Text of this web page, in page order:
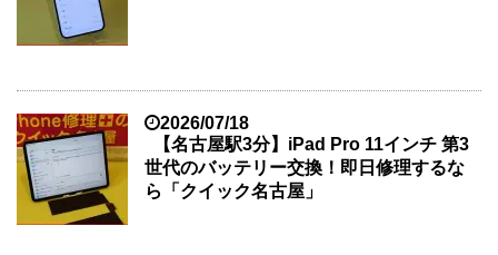
2026/07/18
【名古屋駅3分】iPad Pro 11インチ 第3
世代のバッテリー交換！即日修理するな
ら「クイック名古屋」